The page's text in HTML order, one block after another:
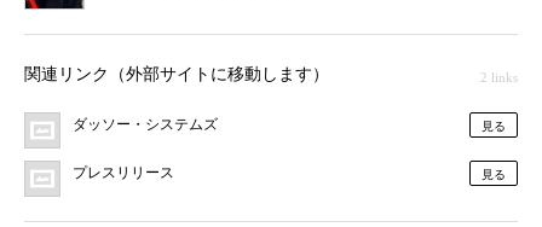
関連リンク（外部サイトに移動します） 2 links
ダッソー・システムズ 見る
プレスリリース 見る